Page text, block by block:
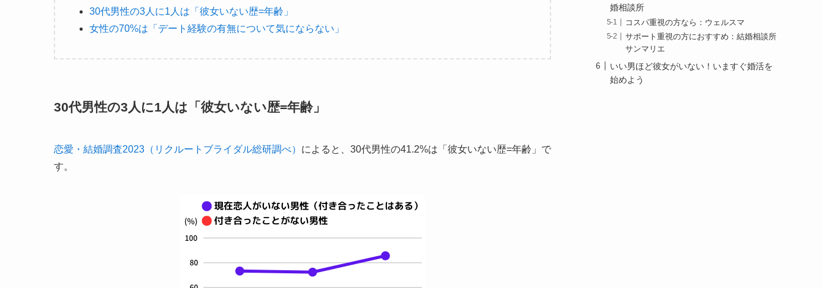
30代男性の3人に1人は「彼女いない歴=年齢」
女性の70%は「デート経験の有無について気にならない」
30代男性の3人に1人は「彼女いない歴=年齢」
恋愛・結婚調査2023（リクルートブライダル総研調べ） によると、30代男性の41.2%は「彼女いない歴=年齢」で
す。
婚相談所
コスパ重視の方なら：ウェルスマ
サポート重視の方におすすめ：結婚相談所
サンマリエ
いい男ほど彼女がいない！いますぐ婚活を
始めよう